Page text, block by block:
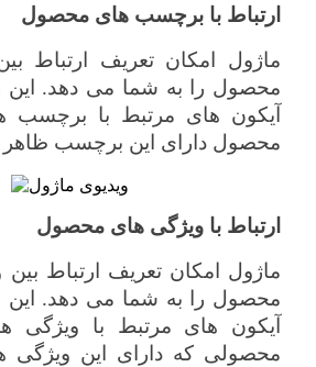
ارتباط با برچسب های محصول
ماژول امکان تعریف ارتباط
محصول را به شما می دهد.
آیکون های مرتبط با برچسب
محصول دارای این برچسب
ارتباط با ویژگی های محصول
ماژول امکان تعریف ارتباط
محصول را به شما می دهد.
آیکون های مرتبط با ویژگی
محصولی که دارای این ویژگی